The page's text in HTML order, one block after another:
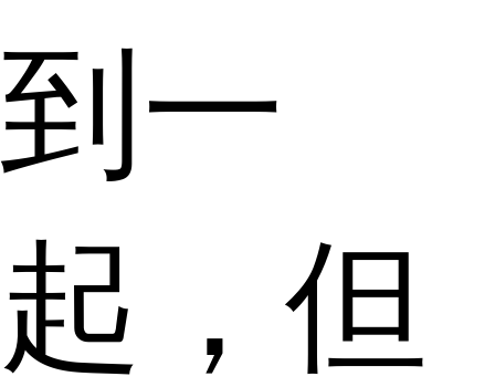
到一
起，但